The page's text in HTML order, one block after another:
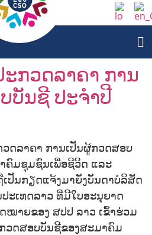
ະກວດລາຄາ ການ
ບັນຊີ ປະຈຳປີ
ດລາຄາ ການເປັນຜູ້ກວດສອບ
ຄົມຊຸມຊົນເພື່ອຊີວິດ ແລະ
ປັນກຽດແຈ້ງມາຍັງບັນດາບໍລິສັດ
ະເທດລາວ ທີ່ມີໃບອະນຸຍາດ
ໝາຍຂອງ ສປປ ລາວ ເຂົ້າຮ່ວມ
ວດສອບບັນຊີຂອງສະມາຄົມ